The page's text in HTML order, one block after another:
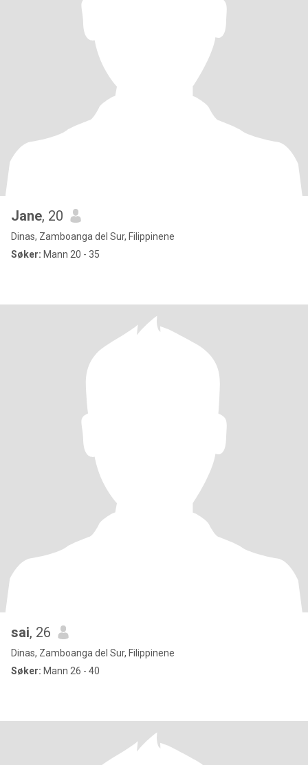
Jane, 20
Dinas, Zamboanga del Sur, Filippinene
Søker: Mann 20 - 35
sai, 26
Dinas, Zamboanga del Sur, Filippinene
Søker: Mann 26 - 40